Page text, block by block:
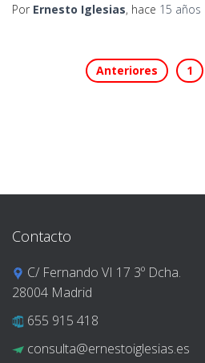
Por Ernesto Iglesias, hace 15 años
PaginaciónAnteriores 1
Contacto
C/ Fernando VI 17 3º Dcha.
28004 Madrid
655 915 418
consulta@ernestoiglesias.es